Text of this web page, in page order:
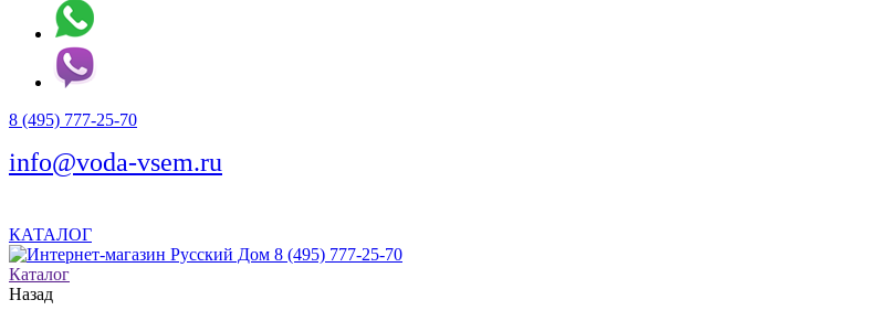
8 (495) 777-25-70
info@voda-vsem.ru
КАТАЛОГ
8 (495) 777-25-70
Каталог
Назад